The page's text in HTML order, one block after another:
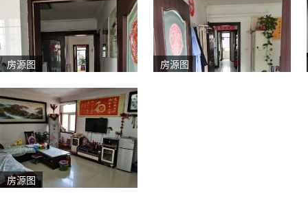
房源图 房源图
房源图